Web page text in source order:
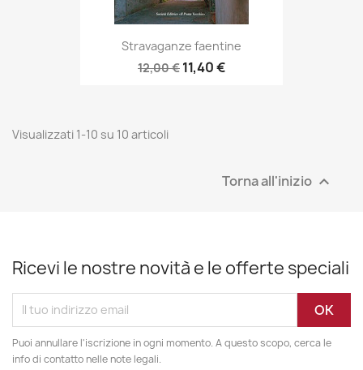
Stravaganze faentine
12,00 € 11,40 €
Visualizzati 1-10 su 10 articoli
Torna all'inizio 
Ricevi le nostre novità e le offerte speciali
Puoi annullare l'iscrizione in ogni momento. A questo scopo, cerca le
info di contatto nelle note legali.